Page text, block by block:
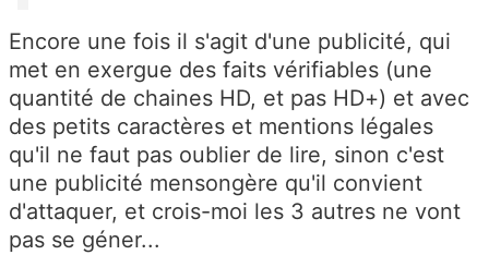
Encore une fois il s'agit d'une publicité, qui
met en exergue des faits vérifiables (une
quantité de chaines HD, et pas HD+) et avec
des petits caractères et mentions légales
qu'il ne faut pas oublier de lire, sinon c'est
une publicité mensongère qu'il convient
d'attaquer, et crois-moi les 3 autres ne vont
pas se géner...